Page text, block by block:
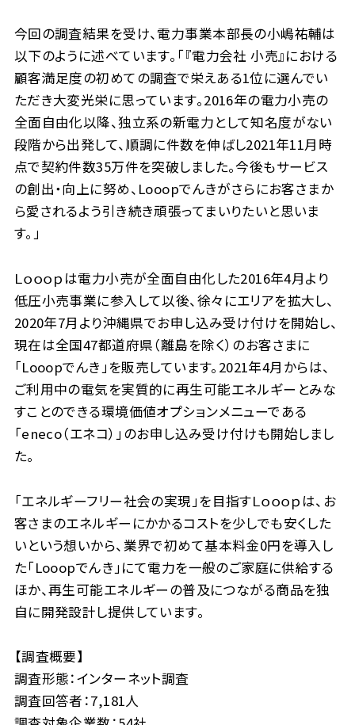
今回の調査結果を受け、電力事業本部長の小嶋祐輔は
以下のように述べています。「『電力会社 小売』における
顧客満足度の初めての調査で栄えある1位に選んでい
ただき大変光栄に思っています。2016年の電力小売の
全面自由化以降、独立系の新電力として知名度がない
段階から出発して、順調に件数を伸ばし2021年11月時
点で契約件数35万件を突破しました。今後もサービス
の創出・向上に努め、Looopでんきがさらにお客さまか
ら愛されるよう引き続き頑張ってまいりたいと思いま
す。」
Ｌｏｏｏｐは電力小売が全面自由化した2016年4月より
低圧小売事業に参入して以後、徐々にエリアを拡大し、
2020年7月より沖縄県でお申し込み受け付けを開始し、
現在は全国47都道府県（離島を除く）のお客さまに
「Looopでんき」を販売しています。2021年4月からは、
ご利用中の電気を実質的に再生可能エネルギーとみな
すことのできる環境価値オプションメニューである
「eneco（エネコ）」のお申し込み受け付けも開始しまし
た。
「エネルギーフリー社会の実現」を目指すＬｏｏｏｐは、お
客さまのエネルギーにかかるコストを少しでも安くした
いという想いから、業界で初めて基本料金0円を導入し
た「Looopでんき」にて電力を一般のご家庭に供給する
ほか、再生可能エネルギーの普及につながる商品を独
自に開発設計し提供しています。
【調査概要】
調査形態：インターネット調査
調査回答者：7,181人